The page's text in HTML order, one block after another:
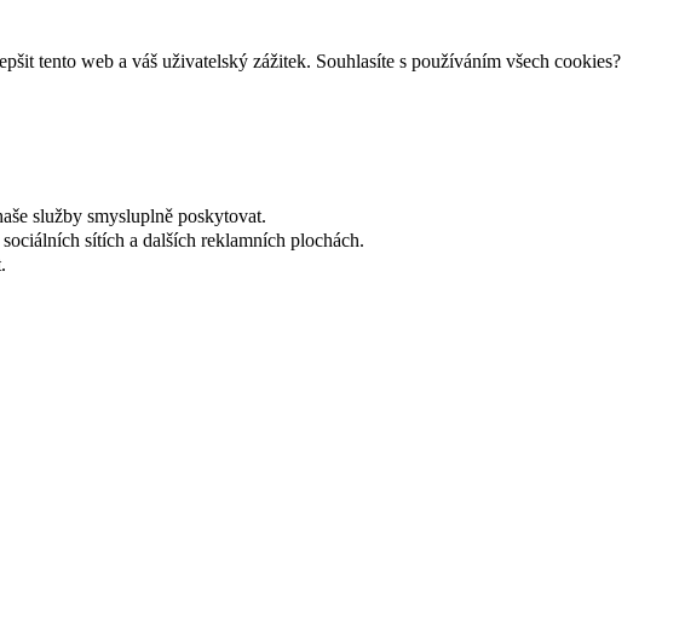
tento web a váš uživatelský zážitek. Souhlasíte s používáním všech cookies?
služby smysluplně poskytovat.
sítích a dalších reklamních plochách.